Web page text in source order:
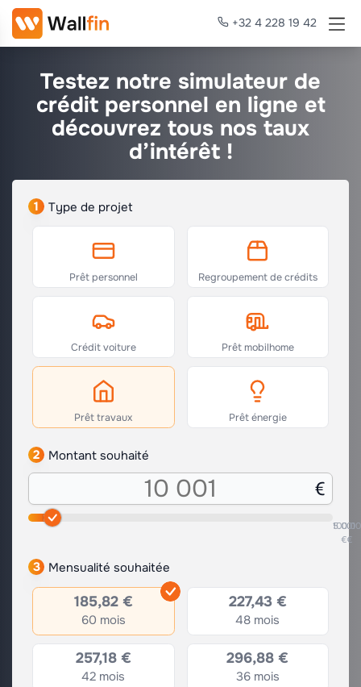
+32 4 228 19 42
Testez notre simulateur de
crédit personnel en ligne et
découvrez tous nos taux
d’intérêt !
1 Type de projet
Prêt personnel Regroupement de crédits
Crédit voiture Prêt mobilhome
Prêt travaux Prêt énergie
2 Montant souhaité
5.001
€€
3 Mensualité souhaitée
185,82 €
60 mois
227,43 €
48 mois
257,18 €
42 mois
296,88 €
36 mois